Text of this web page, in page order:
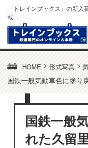
「トレインブックス」の新
載
HOME > 形式写真 >
国鉄一般気動車色に塗り
国鉄一般
れた久留